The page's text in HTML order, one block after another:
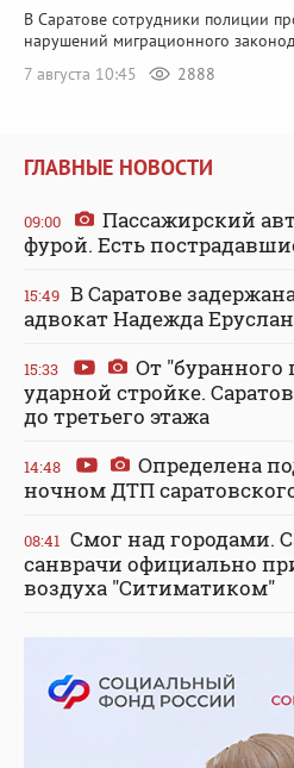
В Саратове сотрудники полиции
нарушений миграционного
7 августа 10:45
2888
ГЛАВНЫЕ НОВОСТИ
09:00
Пассажирский
фурой. Есть
15:49 В Саратове
адвокат Надежда
15:33
От "буранного
ударной стройке.
до третьего этажа
14:48
Определена
ночном ДТП
08:41 Смог над городами.
санврачи официально
воздуха "Ситиматиком"